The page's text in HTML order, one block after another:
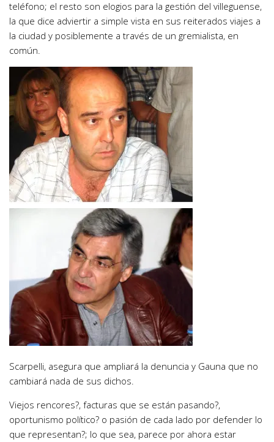
teléfono; el resto son elogios para la gestión del villeguense,
la que dice adviertir a simple vista en sus reiterados viajes a
la ciudad y posiblemente a través de un gremialista, en
común.
Scarpelli, asegura que ampliará la denuncia y Gauna que no
cambiará nada de sus dichos.
Viejos rencores?, facturas que se están pasando?,
oportunismo político? o pasión de cada lado por defender lo
que representan?; lo que sea, parece por ahora estar